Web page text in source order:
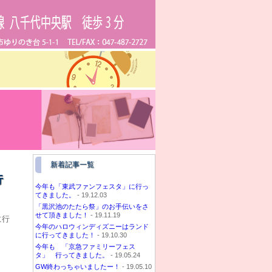
行
新着記事一覧
今年も「東武ファンフェスタ」に行っ
てきました。
- 19.12.03
「黒沢池のたたら祭」のお手伝いをさ
せて頂きました！
- 19.11.19
今年のハロウィンディズニーはランド
に行ってきました！
- 19.10.30
今年も 「京急ファミリーフェス
タ」 行ってきました。
- 19.05.24
GW終わっちゃいましたー！
- 19.05.10